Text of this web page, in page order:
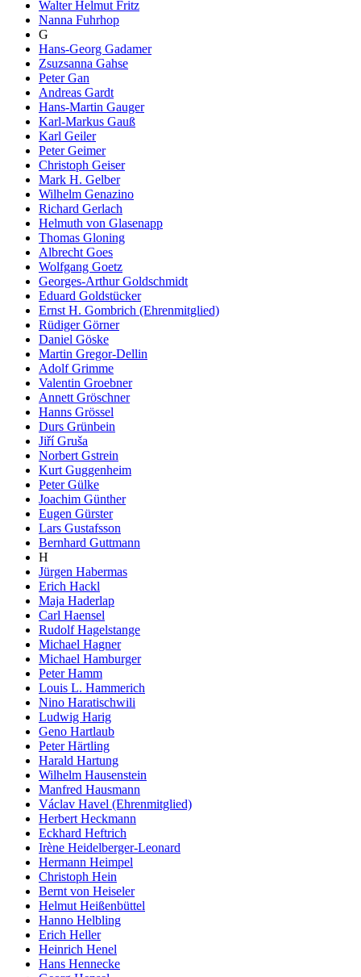
Walter Helmut Fritz
Nanna Fuhrhop
G
Hans-Georg Gadamer
Zsuzsanna Gahse
Peter Gan
Andreas Gardt
Hans-Martin Gauger
Karl-Markus Gauß
Karl Geiler
Peter Geimer
Christoph Geiser
Mark H. Gelber
Wilhelm Genazino
Richard Gerlach
Helmuth von Glasenapp
Thomas Gloning
Albrecht Goes
Wolfgang Goetz
Georges-Arthur Goldschmidt
Eduard Goldstücker
Ernst H. Gombrich (Ehrenmitglied)
Rüdiger Görner
Daniel Göske
Martin Gregor-Dellin
Adolf Grimme
Valentin Groebner
Annett Gröschner
Hanns Grössel
Durs Grünbein
Jiří Gruša
Norbert Gstrein
Kurt Guggenheim
Peter Gülke
Joachim Günther
Eugen Gürster
Lars Gustafsson
Bernhard Guttmann
H
Jürgen Habermas
Erich Hackl
Maja Haderlap
Carl Haensel
Rudolf Hagelstange
Michael Hagner
Michael Hamburger
Peter Hamm
Louis L. Hammerich
Nino Haratischwili
Ludwig Harig
Geno Hartlaub
Peter Härtling
Harald Hartung
Wilhelm Hausenstein
Manfred Hausmann
Václav Havel (Ehrenmitglied)
Herbert Heckmann
Eckhard Heftrich
Irène Heidelberger-Leonard
Hermann Heimpel
Christoph Hein
Bernt von Heiseler
Helmut Heißenbüttel
Hanno Helbling
Erich Heller
Heinrich Henel
Hans Hennecke